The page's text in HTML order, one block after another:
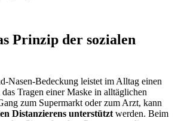
Prinzip der sozialen
Nasen-Bedeckung leistet im Alltag einen
Tragen einer Maske in alltäglichen
zum Supermarkt oder zum Arzt, kann
Distanzierens unterstützt werden. Beim